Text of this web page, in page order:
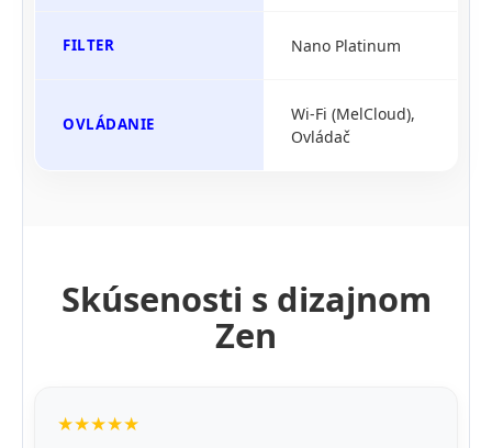
FILTER Nano Platinum
OVLÁDANIE
Wi-Fi (MelCloud),
Ovládač
Skúsenosti s dizajnom
Zen
★★★★★